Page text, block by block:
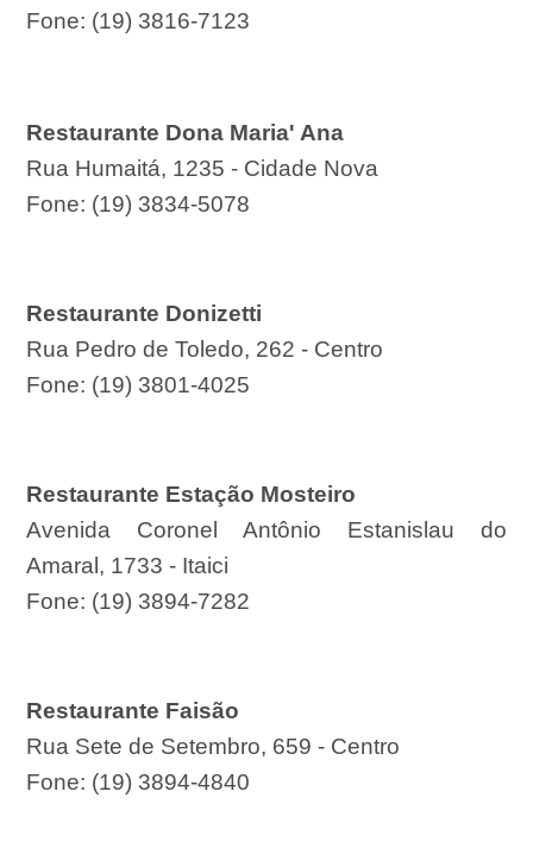
Fone: (19) 3816-7123
Restaurante Dona Maria' Ana
Rua Humaitá, 1235 - Cidade Nova
Fone: (19) 3834-5078
Restaurante Donizetti
Rua Pedro de Toledo, 262 - Centro
Fone: (19) 3801-4025
Restaurante Estação Mosteiro
Avenida Coronel Antônio Estanislau do
Amaral, 1733 - Itaici
Fone: (19) 3894-7282
Restaurante Faisão
Rua Sete de Setembro, 659 - Centro
Fone: (19) 3894-4840